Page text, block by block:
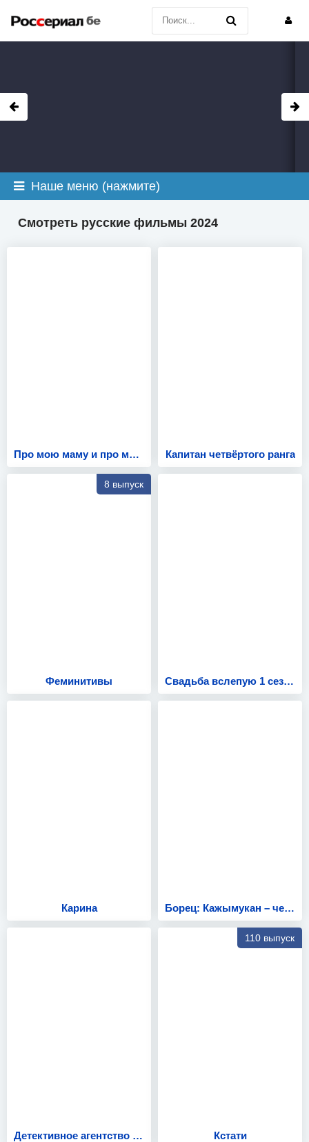
Наше меню (нажмите)
Смотреть русские фильмы 2024
Про мою маму и про меня Капитан четвёртого ранга
8 выпуск
Феминитивы Свадьба вслепую 1 сезон
Карина Борец: Кажымукан – чемпион мира
Детективное агентство ХРУМ, или Сказочный переполох
110 выпуск
Кстати